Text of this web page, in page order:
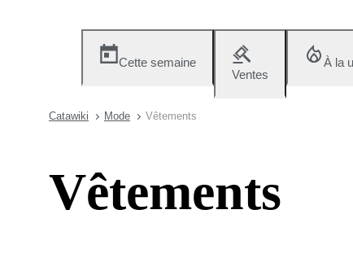
Cette semaine
Ventes
À la
Catawiki Mode Vêtements
Vêtements